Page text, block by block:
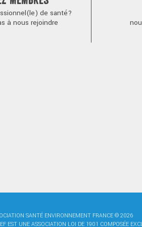
de santé?
à nous rejoindre
SANTÉ ENVIRONNEMENT FRANCE © 2026
EST UNE ASSOCIATION LOI DE 1901 COMPOSÉE